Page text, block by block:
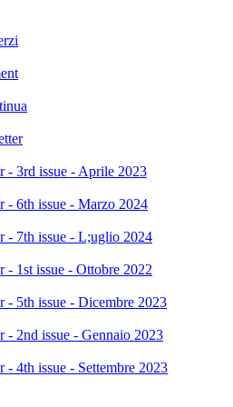
- 3rd issue - Aprile 2023
- 6th issue - Marzo 2024
- 7th issue - L;uglio 2024
- 1st issue - Ottobre 2022
- 5th issue - Dicembre 2023
- 2nd issue - Gennaio 2023
- 4th issue - Settembre 2023